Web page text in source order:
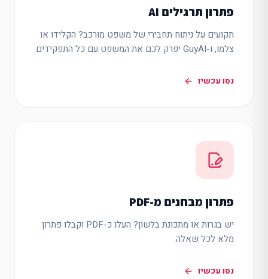
פתרון תרגילים AI
תקועים על ניתוח תחבירי של משפט מורכב? הקלידו או
צלמו, ו-GuyAI יפרק לכם את המשפט עם כל התפקידים.
נסו עכשיו
פתרון מבחנים מ-PDF
יש בגרות או מתכונת בלשון? העלו כ-PDF וקבלו פתרון
מלא לכל שאלה.
נסו עכשיו